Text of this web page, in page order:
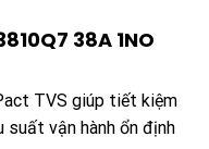
38A 1NO
TVS giúp tiết kiệm
vận hành ổn định